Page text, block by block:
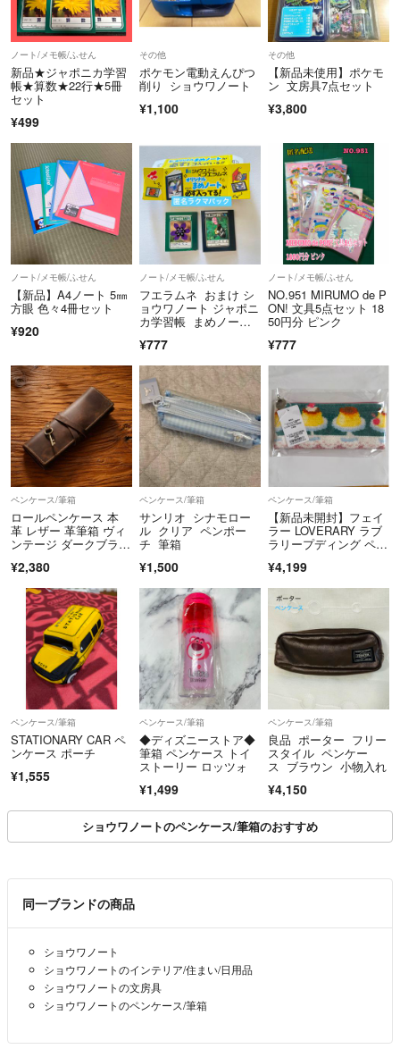
ノート/メモ帳/ふせん
新品★ジャポニカ学習
帳★算数★22行★5冊
セット
¥499
その他
ポケモン電動えんぴつ
削り ショウワノート
¥1,100
その他
【新品未使用】ポケモ
ン 文房具7点セット
¥3,800
ノート/メモ帳/ふせん
【新品】A4ノート 5㎜
方眼 色々4冊セット
¥920
ノート/メモ帳/ふせん
フエラムネ おまけ シ
ョウワノート ジャポニ
カ学習帳 まめノート •
¥777
ノート/メモ帳/ふせん
NO.951 MIRUMO de P
ON! 文具5点セット 18
50円分 ピンク
¥777
ペンケース/筆箱
ロールペンケース 本
革 レザー 革筆箱 ヴィ
ンテージ ダークブラウ
¥2,380
ペンケース/筆箱
サンリオ シナモロー
ル クリア ペンポー
チ 筆箱
¥1,500
ペンケース/筆箱
【新品未開封】フェイ
ラー LOVERARY ラブ
ラリープディング ペン
¥4,199
ペンケース/筆箱
STATIONARY CAR ペ
ンケース ポーチ
¥1,555
ペンケース/筆箱
◆ディズニーストア◆
筆箱 ペンケース トイ
ストーリー ロッツォ
¥1,499
ペンケース/筆箱
良品 ポーター フリー
スタイル ペンケー
ス ブラウン 小物入れ
¥4,150
ショウワノートのペンケース/筆箱のおすすめ
同一ブランドの商品
ショウワノート
ショウワノートのインテリア/住まい/日用品
ショウワノートの文房具
ショウワノートのペンケース/筆箱